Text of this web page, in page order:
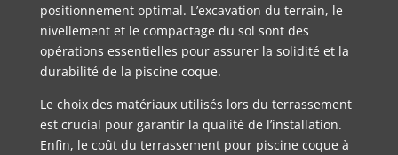
positionnement optimal. L’excavation du terrain, le
nivellement et le compactage du sol sont des
opérations essentielles pour assurer la solidité et la
durabilité de la piscine coque.
Le choix des matériaux utilisés lors du terrassement
est crucial pour garantir la qualité de l’installation.
Enfin, le coût du terrassement pour piscine coque à